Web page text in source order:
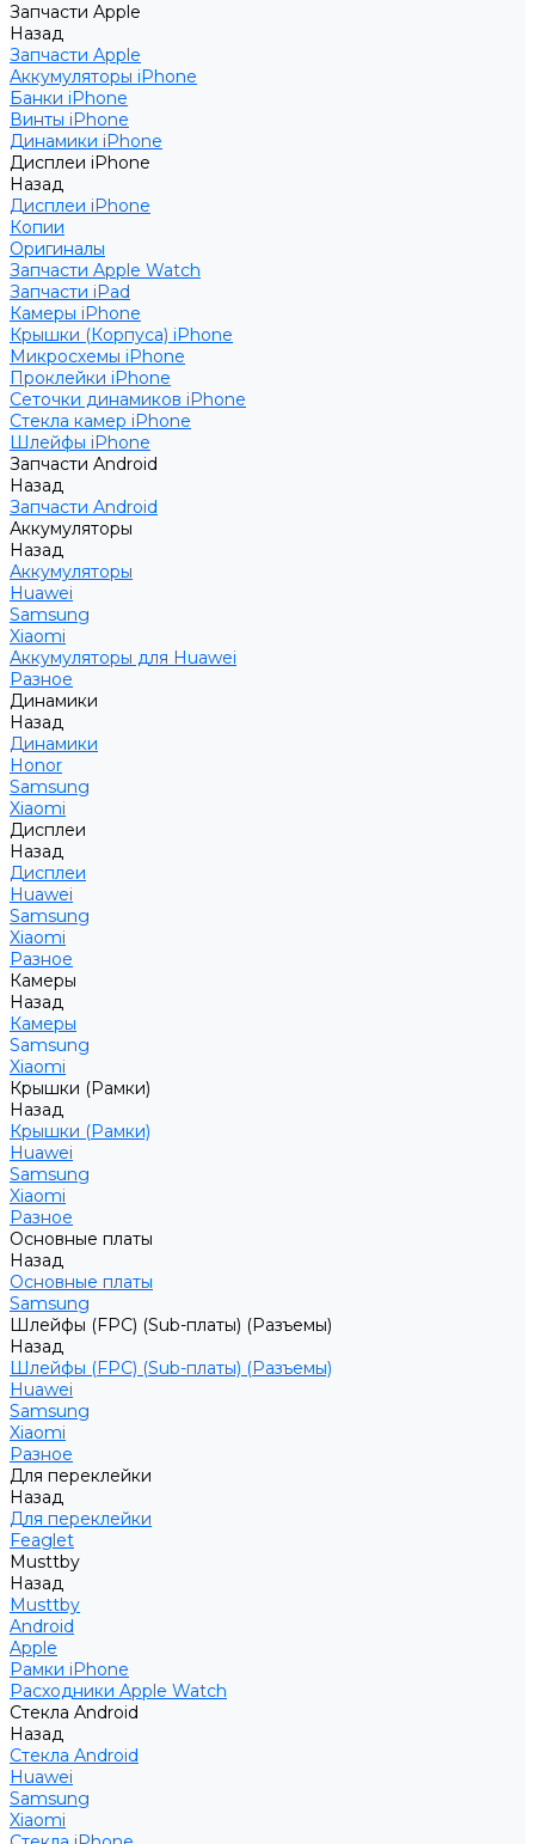
Запчасти Apple
Назад
Запчасти Apple
Аккумуляторы iPhone
Банки iPhone
Винты iPhone
Динамики iPhone
Дисплеи iPhone
Назад
Дисплеи iPhone
Копии
Оригиналы
Запчасти Apple Watch
Запчасти iPad
Камеры iPhone
Крышки (Корпуса) iPhone
Микросхемы iPhone
Проклейки iPhone
Сеточки динамиков iPhone
Стекла камер iPhone
Шлейфы iPhone
Запчасти Android
Назад
Запчасти Android
Аккумуляторы
Назад
Аккумуляторы
Huawei
Samsung
Xiaomi
Аккумуляторы для Huawei
Разное
Динамики
Назад
Динамики
Honor
Samsung
Xiaomi
Дисплеи
Назад
Дисплеи
Huawei
Samsung
Xiaomi
Разное
Камеры
Назад
Камеры
Samsung
Xiaomi
Крышки (Рамки)
Назад
Крышки (Рамки)
Huawei
Samsung
Xiaomi
Разное
Основные платы
Назад
Основные платы
Samsung
Шлейфы (FPC) (Sub-платы) (Разъемы)
Назад
Шлейфы (FPC) (Sub-платы) (Разъемы)
Huawei
Samsung
Xiaomi
Разное
Для переклейки
Назад
Для переклейки
Feaglet
Musttby
Назад
Musttby
Android
Apple
Рамки iPhone
Расходники Apple Watch
Стекла Android
Назад
Стекла Android
Huawei
Samsung
Xiaomi